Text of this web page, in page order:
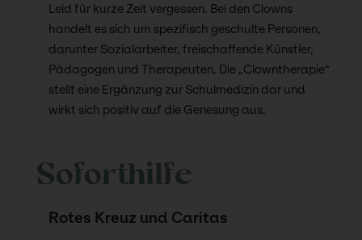
Leid für kurze Zeit vergessen. Bei den Clowns
handelt es sich um spezifisch geschulte Personen,
darunter Sozialarbeiter, freischaffende Künstler,
Pädagogen und Therapeuten. Die „Clowntherapie“
stellt eine Ergänzung zur Schulmedizin dar und
wirkt sich positiv auf die Genesung aus.
Soforthilfe
Rotes Kreuz und Caritas